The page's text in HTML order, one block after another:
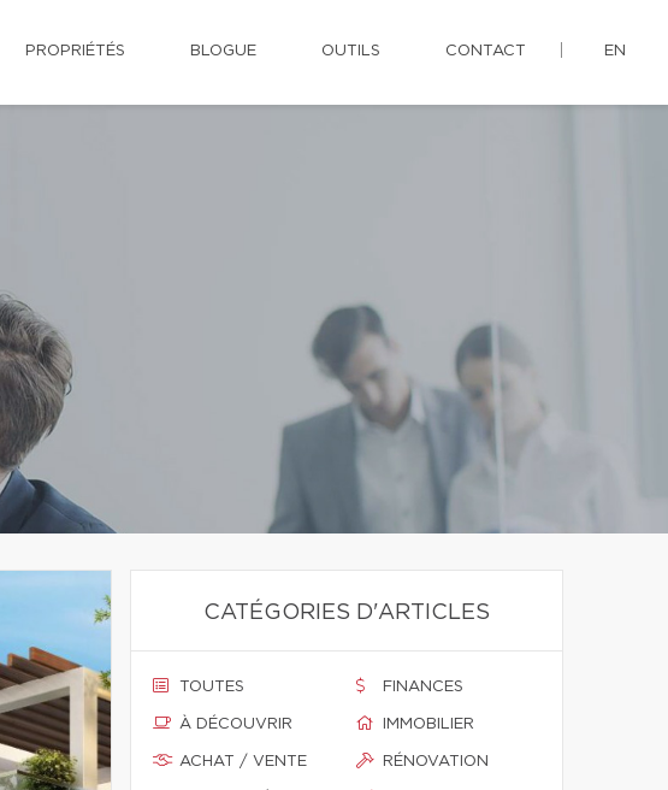
PROPRIÉTÉS BLOGUE OUTILS CONTACT EN
CATÉGORIES D'ARTICLES
TOUTES
À DÉCOUVRIR
ACHAT / VENTE
FINANCES
IMMOBILIER
RÉNOVATION